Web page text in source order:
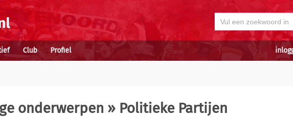
Club Profiel
onderwerpen » Politieke Partijen